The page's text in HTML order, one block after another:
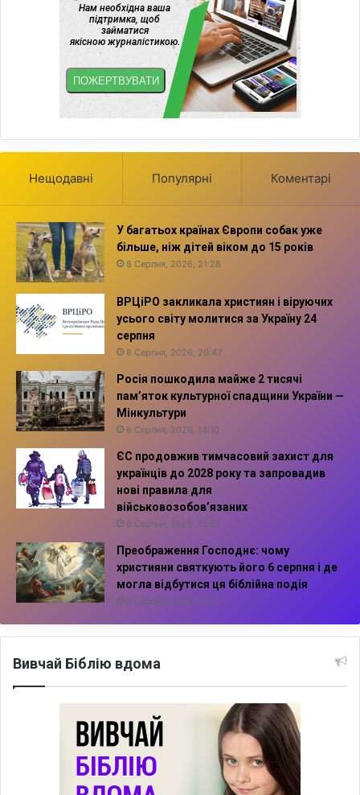
Нещодавні Популярні Коментарі
У багатьох країнах Європи собак уже
більше, ніж дітей віком до 15 років
8 Серпня, 2026, 21:28
ВРЦіРО закликала християн і віруючих
усього світу молитися за Україну 24
серпня
8 Серпня, 2026, 20:47
Росія пошкодила майже 2 тисячі
пам’яток культурної спадщини України —
Мінкультури
6 Серпня, 2026, 14:10
ЄС продовжив тимчасовий захист для
українців до 2028 року та запровадив
нові правила для
військовозобов’язаних
6 Серпня, 2026, 13:57
Преображення Господнє: чому
християни святкують його 6 серпня і де
могла відбутися ця біблійна подія
6 Серпня, 2026, 13:42
Вивчай Біблію вдома